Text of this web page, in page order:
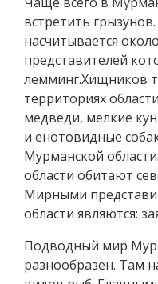
встретить
насчитывается
представителей
лемминг.Хищников
территориях
медведи, мелкие
и енотовидные
Мурманской
области обитают
Мирными
области являются:
Подводный мир
разнообразен. Там